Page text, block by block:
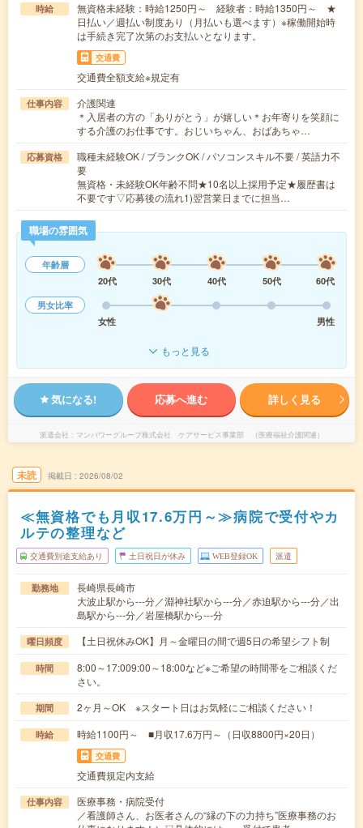
時給
無資格未経験：時給1250円～ 経験者：時給1350円～ ★
日払い／週払い制度あり（月払いも選べます）※稼働開始時
は手続き完了次第のお支払いとなります。
交通費
交通費全額支給※規定有
仕事内容
介護関連
＊入居者の方の「ありがとう」が嬉しい＊お年寄りを笑顔に
する介護のお仕事です。おじいちゃん、おばあちゃ…
応募資格
職種未経験OK / ブランクOK / パソコンスキル不要 / 英語力不
要
無資格・未経験OK年齢不問★10名以上採用予定★履歴書は
不要です▽応募後の流れ1)翌営業日までに担当…
職場の雰囲気
年齢層
20代
30代 40代 50代
60代
男女比率
女性
男性
もっと見る
気になる! 応募へ進む 詳しく見る
派遣会社 マンパワーグループ株式会社 ケアサービス事業部 （医療福祉介護関連）
未読 掲載日 2026/08/02
≪無資格でも月収17.6万円～≫病院で受付やカ
ルテの整理など
交通費別途支給あり 土日祝日が休み WEB登録OK 派遣
勤務地
長崎県長崎市
大波止駅から---分／淵神社駅から---分／赤迫駅から---分／出
島駅から---分／岩屋橋駅から---分
曜日頻度 【土日祝休みOK】月～金曜日の間で週5日の希望シフト制
時間
8:00～17:009:00～18:00など※ご希望の時間帯をご相談くだ
さい。
期間 2ヶ月～OK ※スタート日はお気軽にご相談ください！
時給 時給1100円～ ■月収17.6万円～（日収8800円×20日）
交通費
交通費規定内支給
仕事内容
医療事務・病院受付
／看護師さん、お医者さんの“縁の下の力持ち”医療事務のお